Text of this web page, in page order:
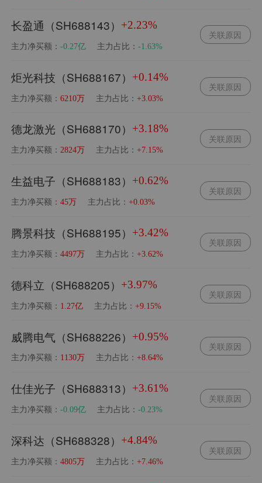
长盈通（SH688143） +2.23%
主力净买额：-0.27亿 主力占比：-1.63%
关联原因
炬光科技（SH688167） +0.14%
主力净买额：6210万 主力占比：+3.03%
关联原因
德龙激光（SH688170） +3.18%
主力净买额：2824万 主力占比：+7.15%
关联原因
生益电子（SH688183） +0.62%
主力净买额：45万 主力占比：+0.03%
关联原因
腾景科技（SH688195） +3.42%
主力净买额：4497万 主力占比：+3.62%
关联原因
德科立（SH688205） +3.97%
主力净买额： 1.27亿 主力占比：+9.15%
关联原因
威腾电气（SH688226） +0.95%
主力净买额： 1130万 主力占比：+8.64%
关联原因
仕佳光子（SH688313） +3.61%
主力净买额：-0.09亿 主力占比：-0.23%
关联原因
深科达（SH688328） +4.84%
主力净买额：4805万 主力占比：+7.46%
关联原因